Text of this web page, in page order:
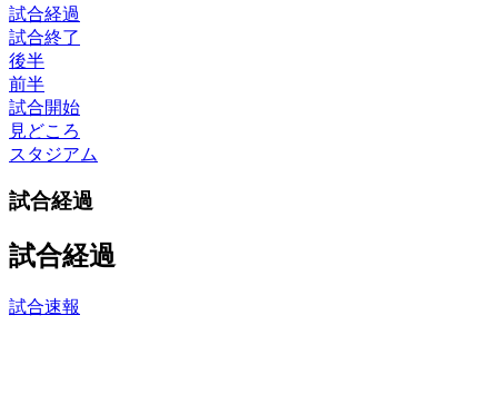
試合経過
試合終了
後半
前半
試合開始
見どころ
スタジアム
試合経過
試合経過
試合速報